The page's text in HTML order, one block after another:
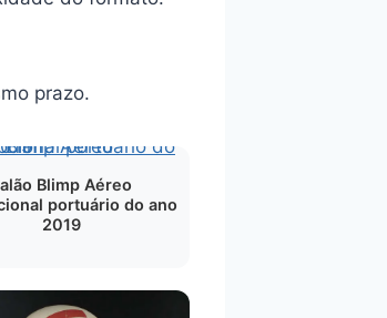
prazo.
Blimp Aéreo
portuário do ano
2019